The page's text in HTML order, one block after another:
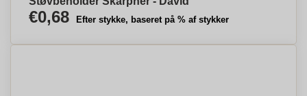
€0,68 Efter stykke, baseret på % af stykker